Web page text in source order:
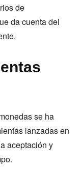
de
da cuenta del
se ha
lanzadas en
aceptación y